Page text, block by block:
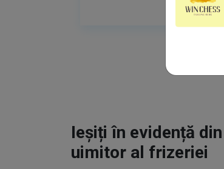
Ieșiți în evidență
uimitor al frizeriei